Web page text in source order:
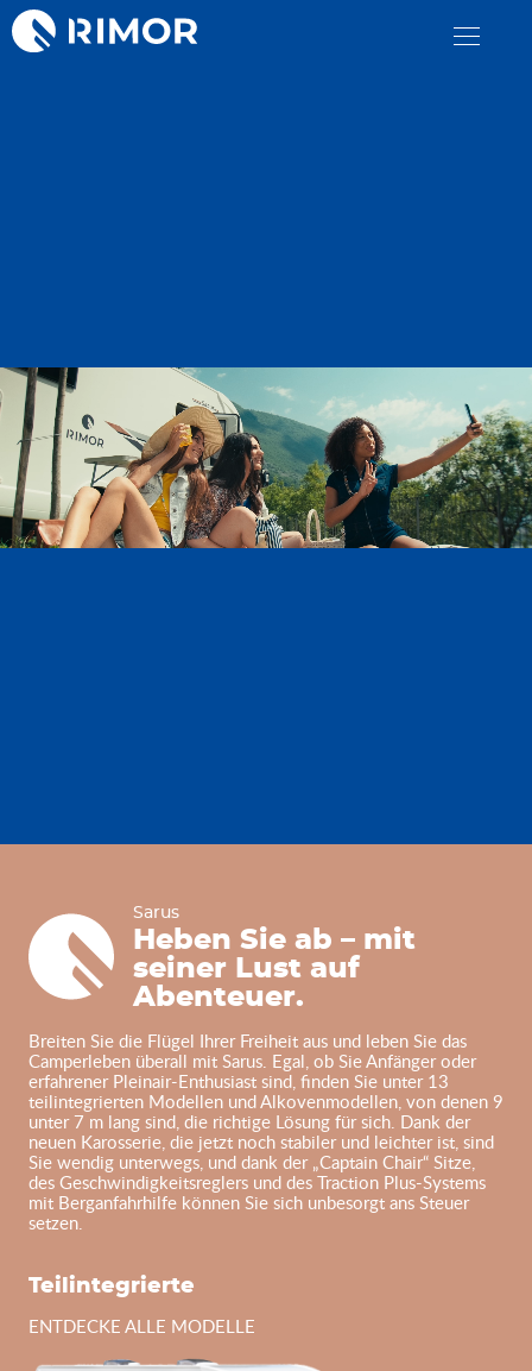
Sarus
Heben Sie ab – mit
seiner Lust auf
Abenteuer.
Breiten Sie die Flügel Ihrer Freiheit aus und leben Sie das
Camperleben überall mit Sarus. Egal, ob Sie Anfänger oder
erfahrener Pleinair-Enthusiast sind, finden Sie unter 13
teilintegrierten Modellen und Alkovenmodellen, von denen 9
unter 7 m lang sind, die richtige Lösung für sich. Dank der
neuen Karosserie, die jetzt noch stabiler und leichter ist, sind
Sie wendig unterwegs, und dank der „Captain Chair“ Sitze,
des Geschwindigkeitsreglers und des Traction Plus-Systems
mit Berganfahrhilfe können Sie sich unbesorgt ans Steuer
setzen.
Teilintegrierte
ENTDECKE ALLE MODELLE